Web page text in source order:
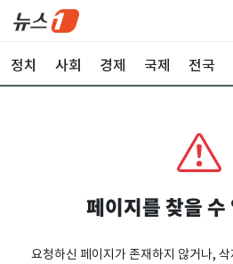
정치 사회 경제 국제 전국
페이지를 찾을
요청하신 페이지가 존재하지 않거나,